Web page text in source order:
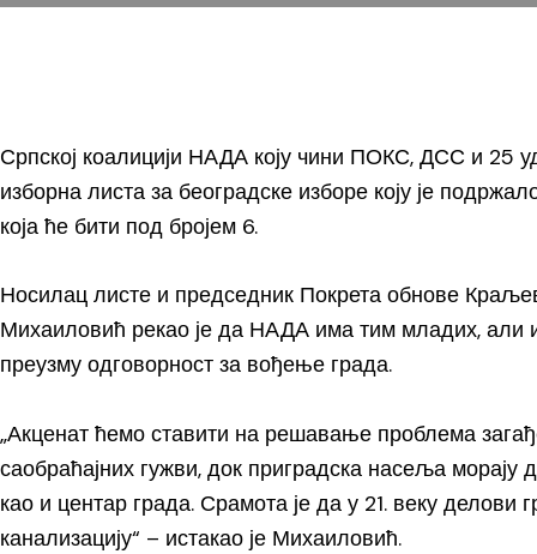
Српској коалицији НАДА коју чини ПОКС, ДСС и 25
изборна листа за београдске изборе коју је
која ће бити под бројем 6.
Носилац листе и председник Покрета обнове
Михаиловић рекао је да НАДА има тим младих, али
преузму одговорност за вођење града.
„Акценат ћемо ставити на решавање проблема
саобраћајних гужви, док приградска насеља морају
као и центар града. Срамота је да у 21. веку делови
канализацију“ – истакао је Михаиловић.